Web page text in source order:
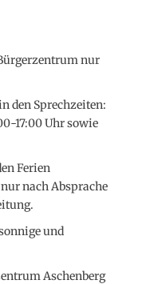
nur
den Sprechzeiten:
17:00 Uhr sowie
Ferien
nach Absprache
und
Aschenberg